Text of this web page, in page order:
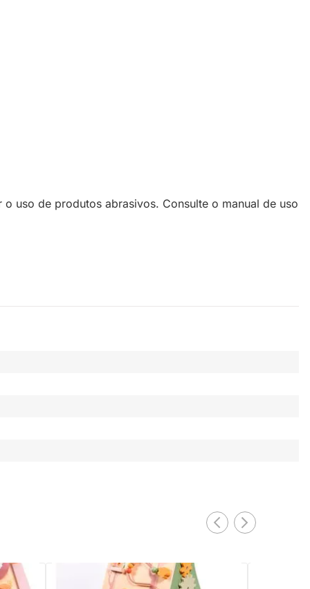
uso de produtos abrasivos. Consulte o manual de uso
PRONTA ENTREGA